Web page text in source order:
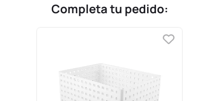
Completa tu pedido: